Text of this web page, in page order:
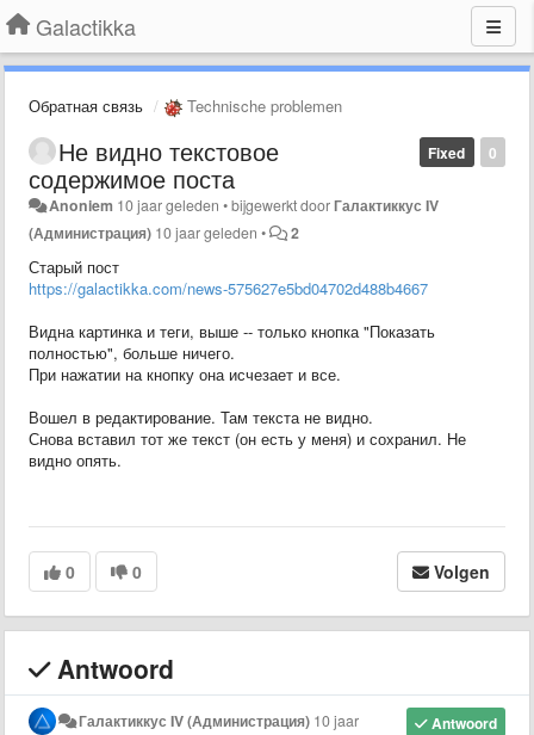
Galactikka
Обратная связь Technische problemen
0
Fixed
Не видно текстовое
содержимое поста
Anoniem 10 jaar geleden •bijgewerkt doorГалактиккус IV
(Администрация) 10 jaar geleden • 2
Старый пост
https://galactikka.com/news-575627e5bd04702d488b4667
Видна картинка и теги, выше -- только кнопка "Показать
полностью", больше ничего.
При нажатии на кнопку она исчезает и все.
Вошел в редактирование. Там текста не видно.
Снова вставил тот же текст (он есть у меня) и сохранил. Не
видно опять.
0 0 Volgen
Antwoord
Antwoord
Галактиккус IV (Администрация) 10 jaar